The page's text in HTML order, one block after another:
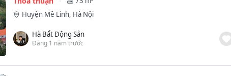
Huyện Mê Linh, Hà Nội
Hà Bẩt Động Sản
Đăng 1 năm trước